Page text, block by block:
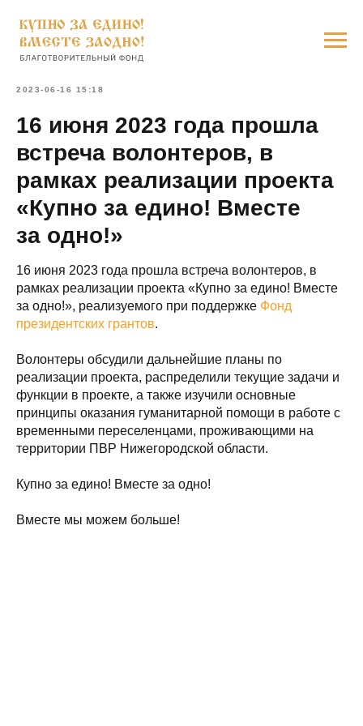
2023-06-16 15:18
16 июня 2023 года прошла
встреча волонтеров, в
рамках реализации проекта
«Купно за едино! Вместе
за одно!»
16 июня 2023 года прошла встреча волонтеров, в
рамках реализации проекта «Купно за едино! Вместе
за одно!», реализуемого при поддержке Фонд
президентских грантов.
Волонтеры обсудили дальнейшие планы по
реализации проекта, распределили текущие задачи и
функции в проекте, а также изучили основные
принципы оказания гуманитарной помощи в работе с
временными переселенцами, проживающими на
территории ПВР Нижегородской области.
Купно за едино! Вместе за одно!
Вместе мы можем больше!